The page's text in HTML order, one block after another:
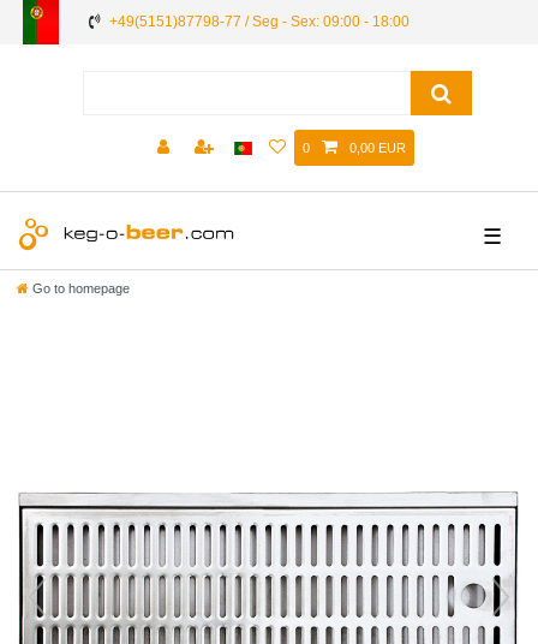
+49(5151)87798-77 / Seg - Sex: 09:00 - 18:00
0 0,00 EUR
☰
Go to homepage